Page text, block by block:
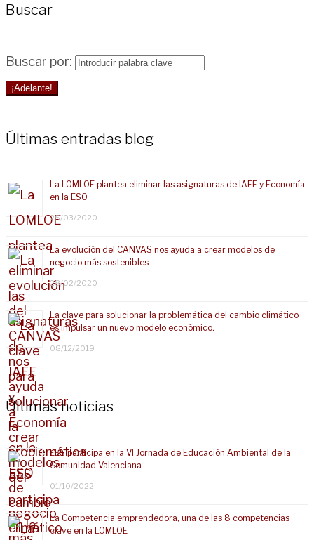
Buscar
Buscar por:
¡Adelante!
Últimas entradas blog
La LOMLOE plantea eliminar las asignaturas de IAEE y Economía
en la ESO
25/03/2020
La evolución del CANVAS nos ayuda a crear modelos de
negocio más sostenibles
28/02/2020
La clave para solucionar la problemática del cambio climático
es impulsar un nuevo modelo económico.
08/12/2019
Últimas noticias
EES participa en la VI Jornada de Educación Ambiental de la
Comunidad Valenciana
01/10/2022
La Competencia emprendedora, una de las 8 competencias
clave en la LOMLOE